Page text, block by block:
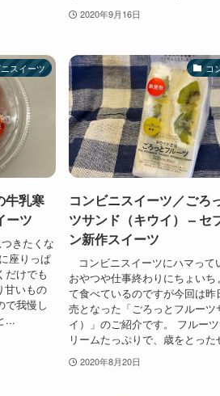
2020年9月16日
スイーツ
牛乳寒
ーツ
きたくな
座りっぱ
だけでも
いもの
で我慢し
...
コ
コンビニスイーツ／ごろ
ツサンド（キウイ） – セ
ン新作スイーツ
コンビニスイーツにハマって
おやつや仕事終わりにちょいち
て食べているのですが今回は昨
売となった「ごろっとフルーツ
イ）」のご紹介です。 フルー
リームたっぷりで、歳をとった
2020年8月20日